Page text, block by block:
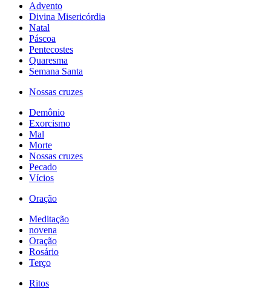
Advento
Divina Misericórdia
Natal
Páscoa
Pentecostes
Quaresma
Semana Santa
Nossas cruzes
Demônio
Exorcismo
Mal
Morte
Nossas cruzes
Pecado
Vícios
Oração
Meditação
novena
Oração
Rosário
Terço
Ritos